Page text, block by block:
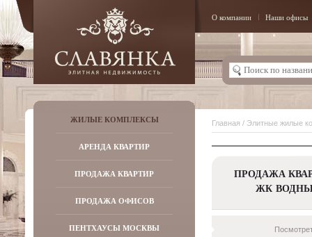
О компании Наши офисы
ЖИЛЫЕ КОМПЛЕКСЫ
АРЕНДА КВАРТИР
ПРОДАЖА КВАРТИР
ПРОДАЖА ОФИСОВ
ПЕНТХАУСЫ МОСКВЫ
Главная / Элитные жилые
ПРОДАЖА
ЖК